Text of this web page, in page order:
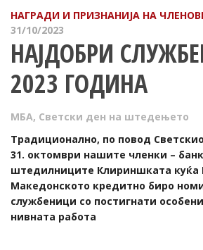
НАГРАДИ И ПРИЗНАНИЈА НА
31/10/2023
НАЈДОБРИ
2023 ГОДИНА
МБА, Светски ден на штедењето
Традиционално, по повод
31. октомври нашите членки –
штедилниците Клириншката куќа
Македонското кредитно биро
службеници со постигнати
нивната работа